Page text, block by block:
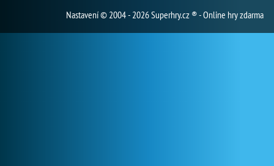
Nastavení© 2004 - 2026 Superhry.cz ® - Online hry zdarma